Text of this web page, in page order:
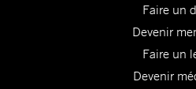
Faire un
Devenir
Faire un
Devenir